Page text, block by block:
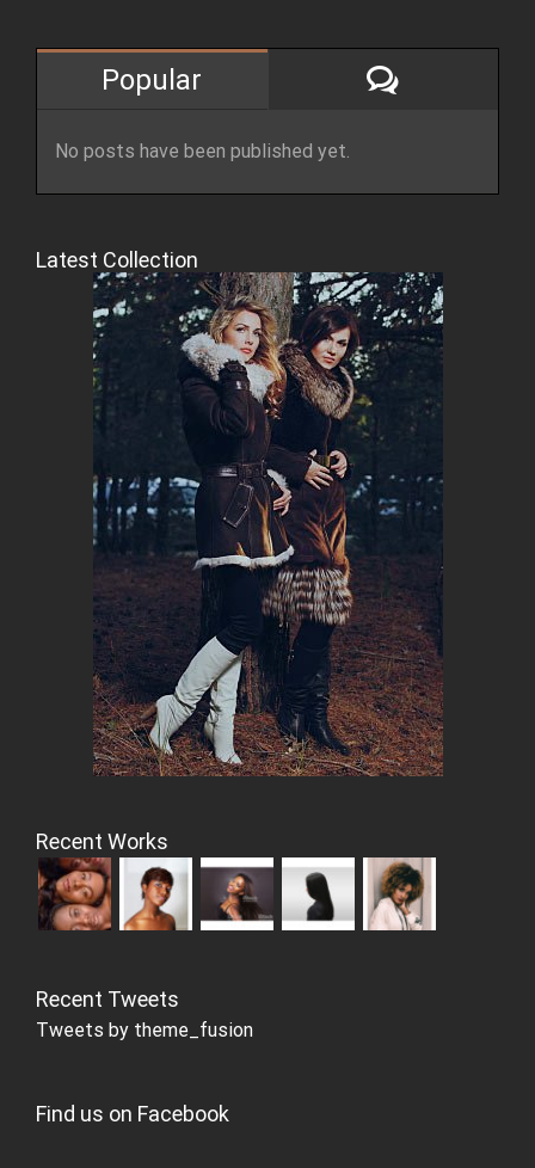
Popular
No posts have been published yet.
Latest Collection
Recent Works
Recent Tweets
Tweets by theme_fusion
Find us on Facebook